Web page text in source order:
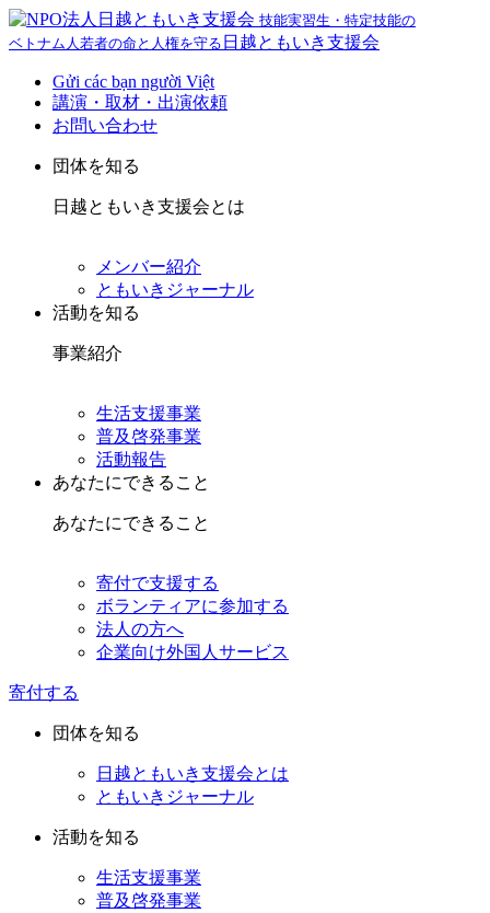
技能実習生・特定技能の
ベトナム人若者の命と人権を守る 日越ともいき支援会
Gửi các bạn người Việt
講演・取材・出演依頼
お問い合わせ
団体を知る
日越ともいき支援会とは
メンバー紹介
ともいきジャーナル
活動を知る
事業紹介
生活支援事業
普及啓発事業
活動報告
あなたにできること
あなたにできること
寄付で支援する
ボランティアに参加する
法人の方へ
企業向け外国人サービス
寄付する
団体を知る
日越ともいき支援会とは
ともいきジャーナル
活動を知る
生活支援事業
普及啓発事業